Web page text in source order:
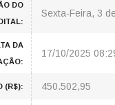
DO
Sexta-Feira, 3
DA
17/10/2025
(R$): 450.502,95